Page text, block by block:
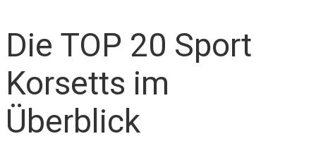
Die TOP 20 Sport
Korsetts im
Überblick